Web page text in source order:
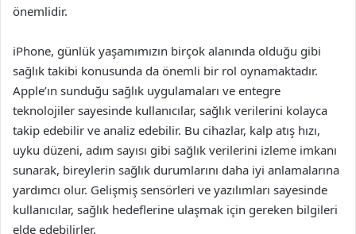
önemlidir.
iPhone, günlük yaşamımızın birçok alanında olduğu gibi
sağlık takibi konusunda da önemli bir rol oynamaktadır.
Apple’ın sunduğu sağlık uygulamaları ve entegre
teknolojiler sayesinde kullanıcılar, sağlık verilerini kolayca
takip edebilir ve analiz edebilir. Bu cihazlar, kalp atış hızı,
uyku düzeni, adım sayısı gibi sağlık verilerini izleme imkanı
sunarak, bireylerin sağlık durumlarını daha iyi anlamalarına
yardımcı olur. Gelişmiş sensörleri ve yazılımları sayesinde
kullanıcılar, sağlık hedeflerine ulaşmak için gereken bilgileri
elde edebilirler.